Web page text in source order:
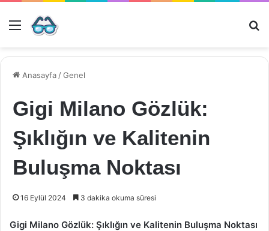
Menü
Anasayfa /Genel
Gigi Milano Gözlük:
Şıklığın ve Kalitenin
Buluşma Noktası
16 Eylül 2024 3 dakika okuma süresi
Gigi Milano Gözlük: Şıklığın ve Kalitenin Buluşma Noktası